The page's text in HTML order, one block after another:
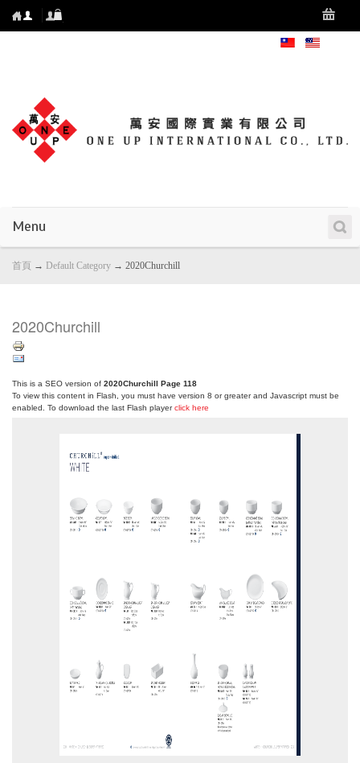
Menu
首頁 → Default Category → 2020Churchill
2020Churchill
This is a SEO version of 2020Churchill Page 118
To view this content in Flash, you must have version 8 or greater and Javascript must be
enabled. To download the last Flash playerclick here